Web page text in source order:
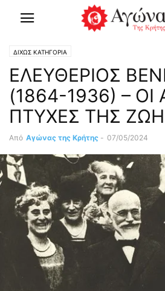
ΔΙΧΩΣ ΚΑΤΗΓΟΡΙΑ
ΕΛΕΥΘΕΡΙΟΣ
(1864-1936) –
ΠΤΥΧΕΣ ΤΗΣ
Από Αγώνας της Κρήτης - 07/05/2024